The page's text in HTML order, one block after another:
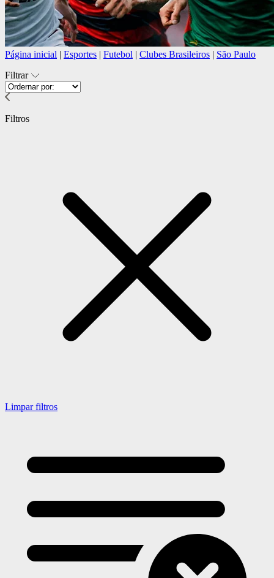
Página inicial | Esportes | Futebol | Clubes Brasileiros | São Paulo
Filtrar
Filtros
Limpar filtros